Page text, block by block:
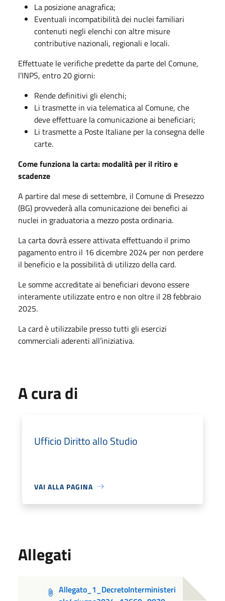
La posizione anagrafica;
Eventuali incompatibilità dei nuclei familiari
contenuti negli elenchi con altre misure
contributive nazionali, regionali e locali.
Effettuate le verifiche predette da parte del Comune,
l’INPS, entro 20 giorni:
Rende definitivi gli elenchi;
Li trasmette in via telematica al Comune, che
deve effettuare la comunicazione ai beneficiari;
Li trasmette a Poste Italiane per la consegna delle
carte.
Come funziona la carta: modalità per il ritiro e
scadenze
A partire dal mese di settembre, il Comune di Presezzo
(BG) provvederà alla comunicazione dei benefici ai
nuclei in graduatoria a mezzo posta ordinaria.
La carta dovrà essere attivata effettuando il primo
pagamento entro il 16 dicembre 2024 per non perdere
il beneficio e la possibilità di utilizzo della card.
Le somme accreditate ai beneficiari devono essere
interamente utilizzate entro e non oltre il 28 febbraio
2025.
La card è utilizzabile presso tutti gli esercizi
commerciali aderenti all’iniziativa.
A cura di
Ufficio Diritto allo Studio
VAI ALLA PAGINA
Allegati
Allegato_1_DecretoInterministeri